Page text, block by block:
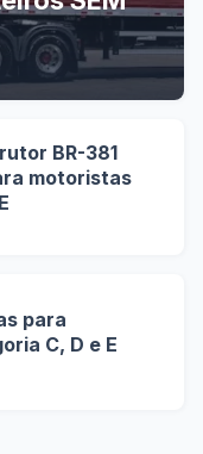
BR-381
motoristas
para
C, D e E